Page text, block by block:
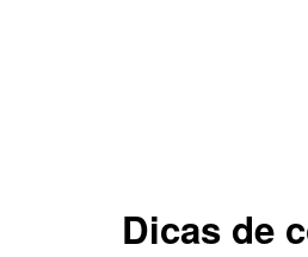
Dicas de